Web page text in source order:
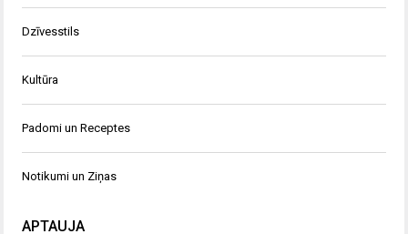
Dzīvesstils
Kultūra
Padomi un Receptes
Notikumi un Ziņas
APTAUJA